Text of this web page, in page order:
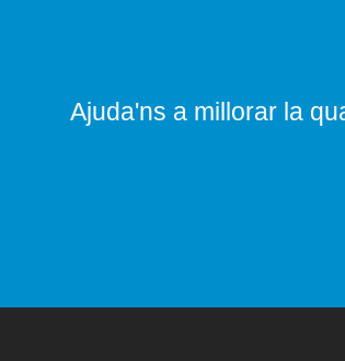
Ajuda'ns a millorar la